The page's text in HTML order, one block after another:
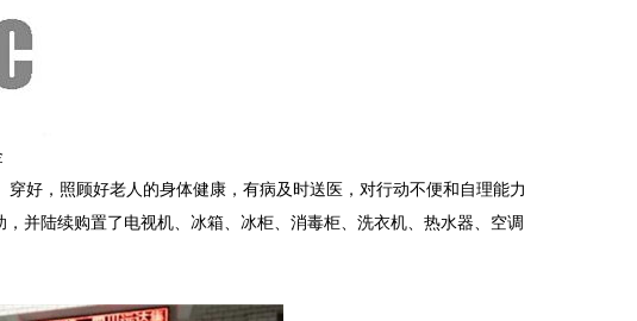
好，照顾好老人的身体健康，有病及时送医，对行动不便和自理能力
并陆续购置了电视机、冰箱、冰柜、消毒柜、洗衣机、热水器、空调